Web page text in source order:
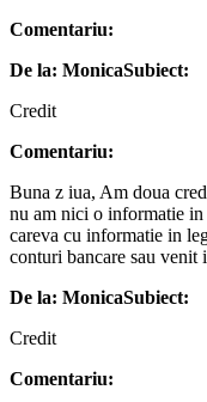
Comentariu:
De la: MonicaSubiect:
Credit
Comentariu:
Buna z iua, Am doua
nu am nici o informatie in
careva cu informatie in
conturi bancare sau venit
De la: MonicaSubiect:
Credit
Comentariu: